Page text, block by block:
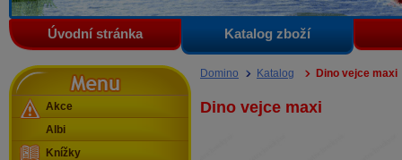
Úvodní stránka Katalog zboží
Domino Katalog Dino vejce maxi
Dino vejce maxi
Menu
Akce
Albi
Knížky